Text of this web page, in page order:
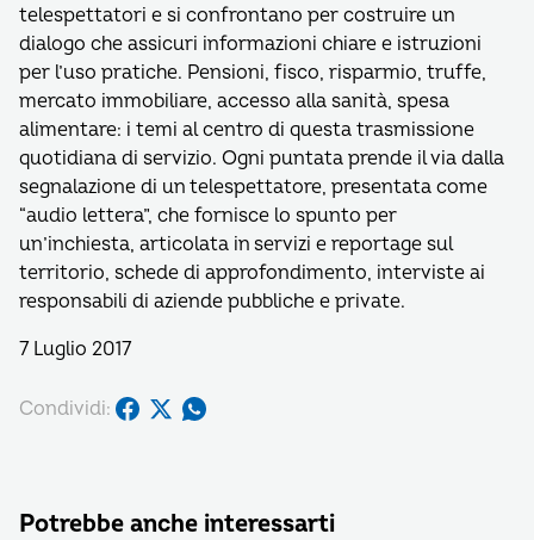
telespettatori e si confrontano per costruire un
dialogo che assicuri informazioni chiare e istruzioni
per l’uso pratiche. Pensioni, fisco, risparmio, truffe,
mercato immobiliare, accesso alla sanità, spesa
alimentare: i temi al centro di questa trasmissione
quotidiana di servizio. Ogni puntata prende il via dalla
segnalazione di un telespettatore, presentata come
“audio lettera”, che fornisce lo spunto per
un’inchiesta, articolata in servizi e reportage sul
territorio, schede di approfondimento, interviste ai
responsabili di aziende pubbliche e private.
7 Luglio 2017
Condividi:
Potrebbe anche interessarti